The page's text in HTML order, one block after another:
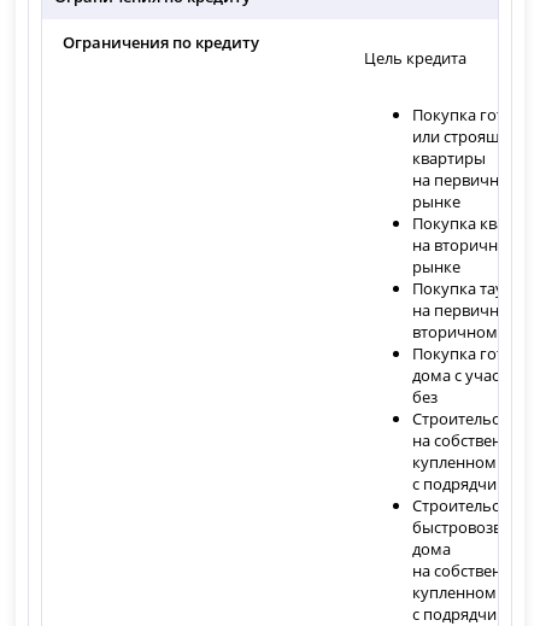
Ограничения по кредиту
Цель кредита
Покупка
или строящейся
квартиры
на первичном
рынке
Покупка
на вторичном
рынке
Покупка
на первичном
вторичном
Покупка
дома с
без
Строительство
на собственном
купленном
с подрядчиком
Строительство
дома
на собственном
купленном
с подрядчиком